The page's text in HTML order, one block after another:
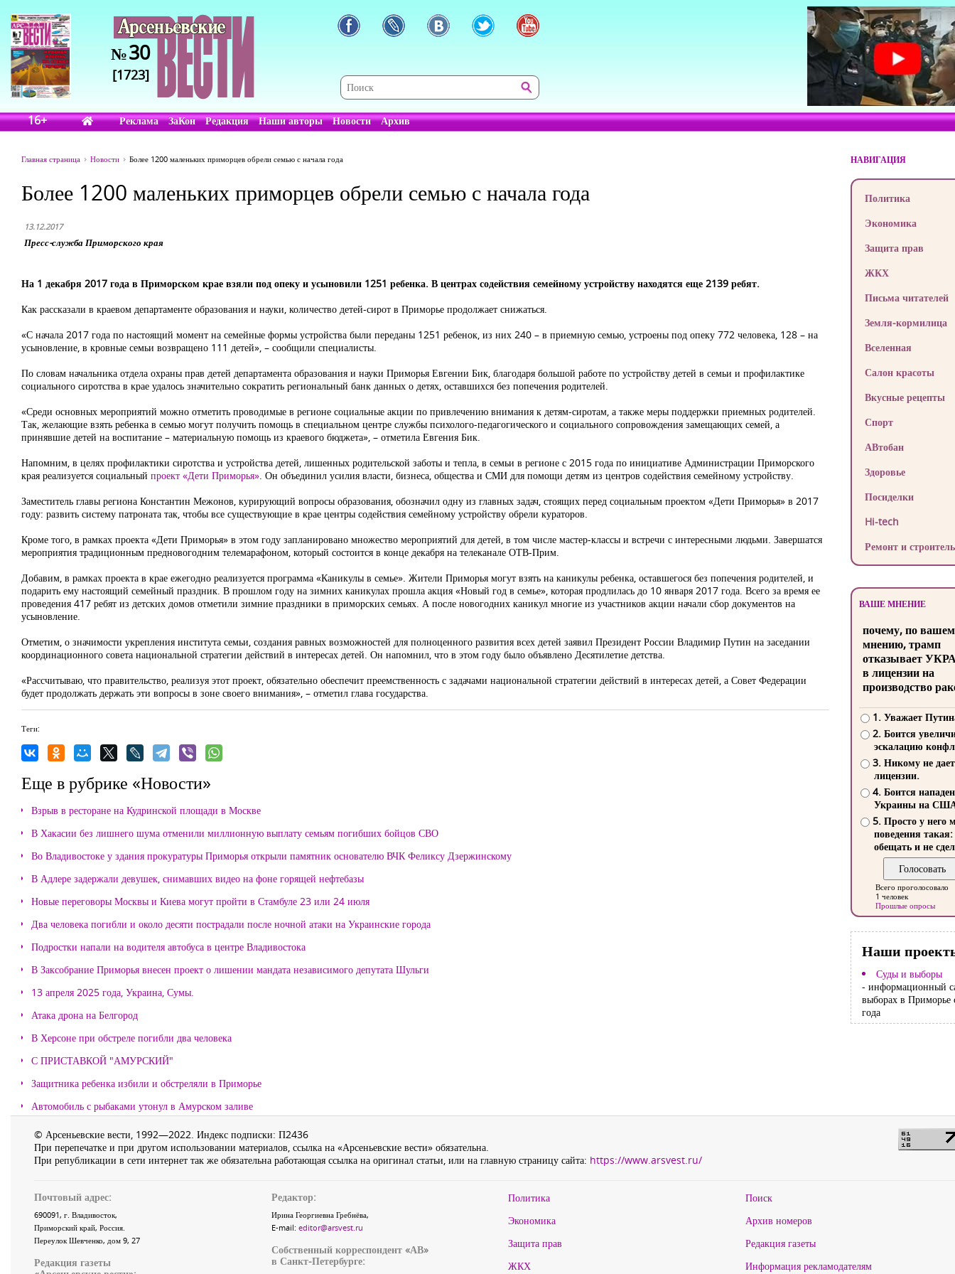
№30
[1723]
16+ Реклама ЗаКон Редакция Наши авторы Новости Архив
Главная страница Новости Более 1200 маленьких приморцев обрели семью с начала года
Более 1200 маленьких приморцев обрели семью с начала года
13.12.2017
Пресс-служба Приморского края
На 1 декабря 2017 года в Приморском крае взяли под опеку и усыновили 1251 ребенка. В центрах содействия семейному устройству находятся еще 2139 ребят.
Как рассказали в краевом департаменте образования и науки, количество детей-сирот в Приморье продолжает снижаться.
«С начала 2017 года по настоящий момент на семейные формы устройства были переданы 1251 ребенок, из них 240 – в приемную семью, устроены под опеку 772 человека, 128 – на
усыновление, в кровные семьи возвращено 111 детей», – сообщили специалисты.
По словам начальника отдела охраны прав детей департамента образования и науки Приморья Евгении Бик, благодаря большой работе по устройству детей в семьи и профилактике
социального сиротства в крае удалось значительно сократить региональный банк данных о детях, оставшихся без попечения родителей.
«Среди основных мероприятий можно отметить проводимые в регионе социальные акции по привлечению внимания к детям-сиротам, а также меры поддержки приемных родителей.
Так, желающие взять ребенка в семью могут получить помощь в специальном центре службы психолого-педагогического и социального сопровождения замещающих семей, а
принявшие детей на воспитание – материальную помощь из краевого бюджета», – отметила Евгения Бик.
Напомним, в целях профилактики сиротства и устройства детей, лишенных родительской заботы и тепла, в семьи в регионе с 2015 года по инициативе Администрации Приморского
края реализуется социальный проект «Дети Приморья». Он объединил усилия власти, бизнеса, общества и СМИ для помощи детям из центров содействия семейному устройству.
Заместитель главы региона Константин Межонов, курирующий вопросы образования, обозначил одну из главных задач, стоящих перед социальным проектом «Дети Приморья» в 2017
году: развить систему патроната так, чтобы все существующие в крае центры содействия семейному устройству обрели кураторов.
Кроме того, в рамках проекта «Дети Приморья» в этом году запланировано множество мероприятий для детей, в том числе мастер-классы и встречи с интересными людьми. Завершатся
мероприятия традиционным предновогодним телемарафоном, который состоится в конце декабря на телеканале ОТВ-Прим.
Добавим, в рамках проекта в крае ежегодно реализуется программа «Каникулы в семье». Жители Приморья могут взять на каникулы ребенка, оставшегося без попечения родителей, и
подарить ему настоящий семейный праздник. В прошлом году на зимних каникулах прошла акция «Новый год в семье», которая продлилась до 10 января 2017 года. Всего за время ее
проведения 417 ребят из детских домов отметили зимние праздники в приморских семьях. А после новогодних каникул многие из участников акции начали сбор документов на
усыновление.
Отметим, о значимости укрепления института семьи, создания равных возможностей для полноценного развития всех детей заявил Президент России Владимир Путин на заседании
координационного совета национальной стратегии действий в интересах детей. Он напомнил, что в этом году было объявлено Десятилетие детства.
«Рассчитываю, что правительство, реализуя этот проект, обязательно обеспечит преемственность с задачами национальной стратегии действий в интересах детей, а Совет Федерации
будет продолжать держать эти вопросы в зоне своего внимания», – отметил глава государства.
Теги:
Еще в рубрике «Новости»
Взрыв в ресторане на Кудринской площади в Москве
В Хакасии без лишнего шума отменили миллионную выплату семьям погибших бойцов СВО
Во Владивостоке у здания прокуратуры Приморья открыли памятник основателю ВЧК Феликсу Дзержинскому
В Адлере задержали девушек, снимавших видео на фоне горящей нефтебазы
Новые переговоры Москвы и Киева могут пройти в Стамбуле 23 или 24 июля
Два человека погибли и около десяти пострадали после ночной атаки на Украинские города
Подростки напали на водителя автобуса в центре Владивостока
В Заксобрание Приморья внесен проект о лишении мандата независимого депутата Шульги
13 апреля 2025 года, Украина, Сумы.
Атака дрона на Белгород
В Херсоне при обстреле погибли два человека
С ПРИСТАВКОЙ "АМУРСКИЙ"
Защитника ребенка избили и обстреляли в Приморье
Автомобиль с рыбаками утонул в Амурском заливе
НАВИГАЦИЯ
Политика
Экономика
Защита прав
ЖКХ
Письма читателей
Земля-кормилица
Вселенная
Салон красоты
Вкусные рецепты
Спорт
АВтобан
Здоровье
Посиделки
Hi-tech
Ремонт и
ВАШЕ МНЕНИЕ
почему, по
мнению, трамп
отказывает
в лицензии на
производство
1. Уважает
2. Боится
эскалацию
3. Никому не
лицензии.
4. Боится
Украины на
5. Просто у него
поведения такая:
обещать и не
Всего проголосовало
1 человек
Прошлые опросы
Наши
Суды и выборы
- информационный
выборах в Приморье
года
© Арсеньевские вести, 1992—2022. Индекс подписки: П2436
При перепечатке и при другом использовании материалов, ссылка на «Арсеньевские вести» обязательна.
При републикации в сети интернет так же обязательна работающая ссылка на оригинал статьи, или на главную страницу сайта: https://www.arsvest.ru/
Почтовый адрес:
690091, г. Владивосток,
Приморский край, Россия.
Переулок Шевченко, дом 9, 27
Редакция газеты
Редактор:
Ирина Георгиевна Гребнёва,
E-mail: editor@arsvest.ru
Собственный корреспондент «АВ»
в Санкт-Петербурге:
Политика
Экономика
Защита прав
ЖКХ
Поиск
Архив номеров
Редакция газеты
Информация рекламодателям